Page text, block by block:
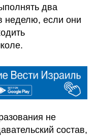
два
неделю, если они
не
состав,